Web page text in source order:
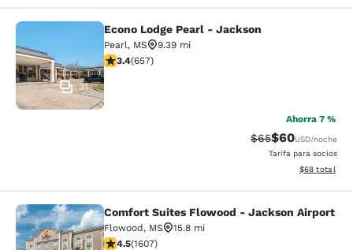
Econo Lodge Pearl - Jackson
31
Econo Lodge Pearl - Jackson
Pearl, MS
9.39 mi
calificación de 3.36 estrellas. Bueno. 657 reseñas
3.4(657)
Ahorra 7 %
Precio tachado:
$65Precio con
$60USD/noche
Tarifa para socios
Ver detalles
$68 total
Comfort Suites Flowood - Jackson
Comfort Suites Flowood - Jackson Airport
Flowood, MS
15.8 mi
calificación de 4.49 estrellas. Excelente. 1607 reseñas
4.5(1607)